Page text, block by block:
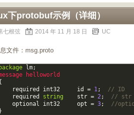
下protobuf示例（详细）
七根弦 2014 年 11 月 18 日 UC
文件：msg.proto
lm;
helloworld
required
int32 id = 1;
//
required
string str = 2;
//
optional
int32 opt = 3;
//
}